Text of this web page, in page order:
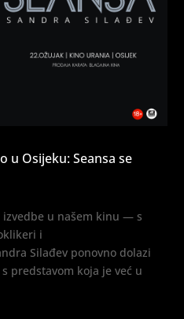
u Osijeku: Seansa se
izvedbe u našem kinu — s
i
Silađev ponovno dolazi
predstavom koja je već u